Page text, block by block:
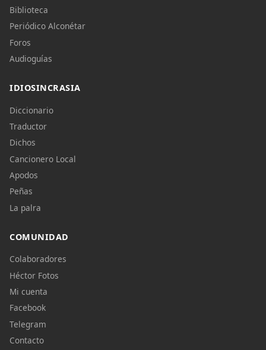
Biblioteca
Periódico Alconétar
Foros
Audioguías
IDIOSINCRASIA
Diccionario
Traductor
Dichos
Cancionero Local
Apodos
Peñas
La palra
COMUNIDAD
Colaboradores
Héctor Fotos
Mi cuenta
Facebook
Telegram
Contacto